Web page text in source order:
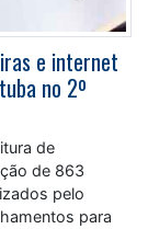
e internet
no 2º
de
de 863
pelo
para